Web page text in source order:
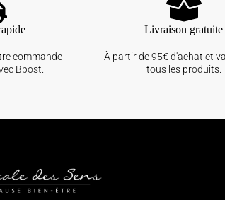
commande
Bpost.
Livraison gratuite
À partir de 95€ d'achat et
tous les produits.